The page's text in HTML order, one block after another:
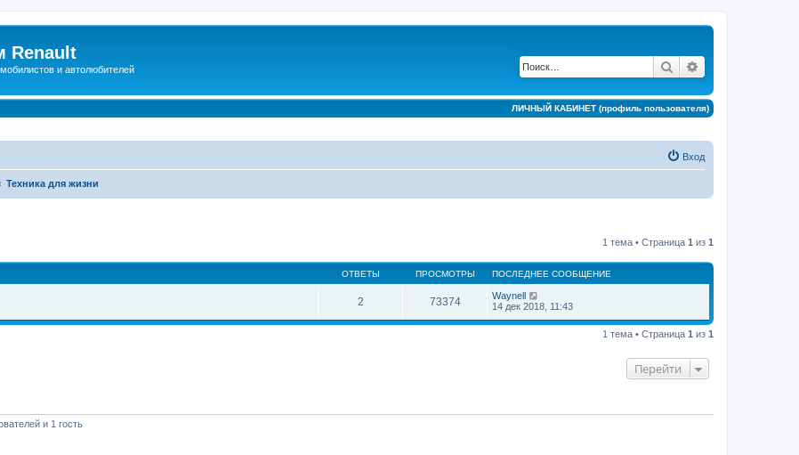
Renault
и автолюбителей Поиск
ЛИЧНЫЙ КАБИНЕТ (профиль пользователя)
Вход
Техника для жизни
1 тема • Страница 1 из 1
ОТВЕТЫ ПРОСМОТРЫ ПОСЛЕДНЕЕ СООБЩЕНИЕ
2 73374
Waynell
14 дек 2018, 11:43
1 тема • Страница 1 из 1
Перейти
и 1 гость